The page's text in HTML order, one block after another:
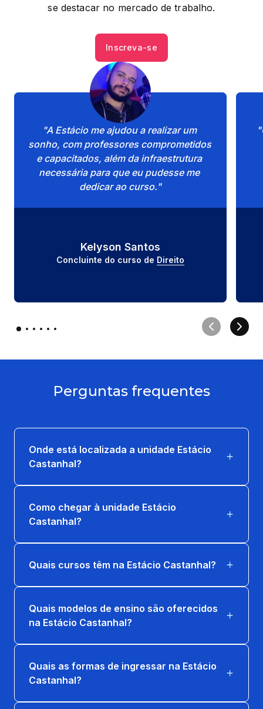
se destacar no mercado de trabalho.
Inscreva-se
"A Estácio me ajudou a realizar um
sonho, com professores comprometidos
e capacitados, além da infraestrutura
necessária para que eu pudesse me
dedicar ao curso."
Kelyson Santos
Concluinte do curso de Direito
Perguntas frequentes
Onde está localizada a unidade Estácio
Castanhal?
Como chegar à unidade Estácio
Castanhal?
Quais cursos têm na Estácio Castanhal?
Quais modelos de ensino são oferecidos
na Estácio Castanhal?
Quais as formas de ingressar na Estácio
Castanhal?